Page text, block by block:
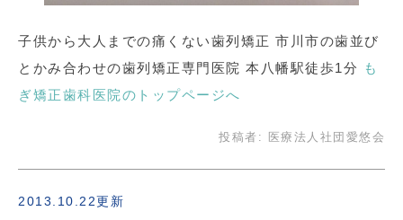
子供から大人までの痛くない歯列矯正 市川市の歯並び
とかみ合わせの歯列矯正専門医院 本八幡駅徒歩1分
も
ぎ矯正歯科医院のトップページへ
投稿者: 医療法人社団愛悠会
2013.10.22更新